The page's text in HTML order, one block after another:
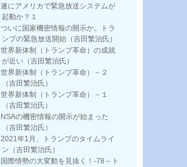
遂にアメリカで緊急放送システムが
起動か？１
ついに国家機密情報の開示か。トラ
ンプの緊急放送開始（吉田繁治氏）
世界新体制（トランプ革命）の成就
が近い（吉田繁治氏）
世界新体制（トランプ革命）－２
（吉田繁治氏）
世界新体制（トランプ革命）－１
（吉田繁治氏）
NSAの機密情報の開示が始まった
（吉田繁治氏）
2021年1月、トランプのタイムライ
ン（吉田繁治氏）
国際情勢の大変動を見抜く！-78～ト